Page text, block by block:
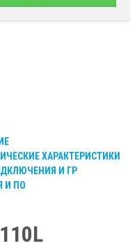
ХАРАКТЕРИСТИКИ
И ГР
И ПО